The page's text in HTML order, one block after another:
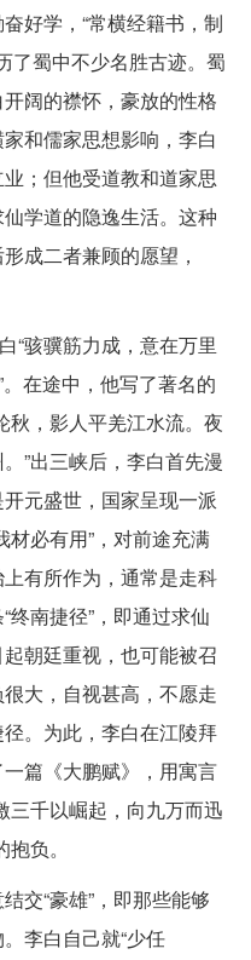
好学，“常横经籍书，制
了蜀中不少名胜古迹。蜀
阔的襟怀，豪放的性格
和儒家思想影响，李白
；但他受道教和道家思
学道的隐逸生活。这种
成二者兼顾的愿望，
“骇骥筋力成，意在万里
在途中，他写了著名的
秋，影人平羌江水流。夜
”出三峡后，李白首先漫
元盛世，国家呈现一派
材必有用”，对前途充满
有所作为，通常是走科
终南捷径”，即通过求仙
朝廷重视，也可能被召
大，自视甚高，不愿走
。为此，李白在江陵拜
篇《大鹏赋》，用寓言
三千以崛起，向九万而迅
负。
交“豪雄”，即那些能够
李白自己就“少任